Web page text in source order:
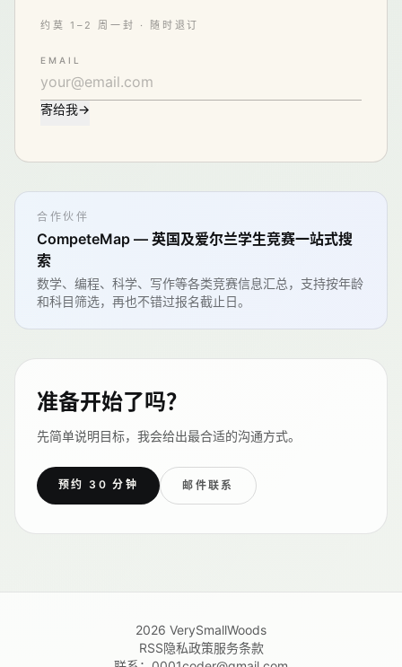
约莫 1–2 周一封 · 随时退订
EMAIL
寄给我→
合作伙伴
CompeteMap — 英国及爱尔兰学生竞赛一站式搜
索
数学、编程、科学、写作等各类竞赛信息汇总，支持按年龄
和科目筛选，再也不错过报名截止日。
准备开始了吗？
先简单说明目标，我会给出最合适的沟通方式。
预约 30 分钟 邮件联系
2026 VerySmallWoods
RSS隐私政策服务条款